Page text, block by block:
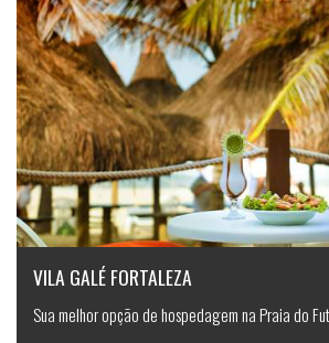
VILA GALÉ FORTALEZA
Sua melhor opção de hospedagem na Praia do